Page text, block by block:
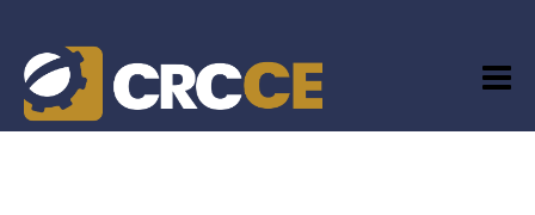
content